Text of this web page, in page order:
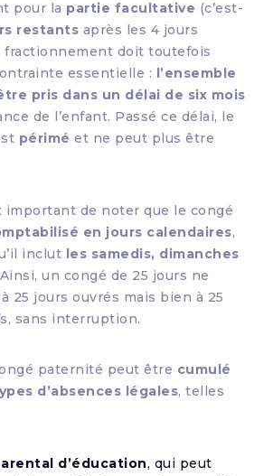
pour la partie facultative (c’est-
restants après les 4 jours
fractionnement doit toutefois
essentielle : l’ensemble
pris dans un délai de six mois
de l’enfant. Passé ce délai, le
périmé et ne peut plus être
important de noter que le congé
en jours calendaires,
inclut les samedis, dimanches
un congé de 25 jours ne
25 jours ouvrés mais bien à 25
sans interruption.
paternité peut être cumulé
d’absences légales, telles
d’éducation, qui peut